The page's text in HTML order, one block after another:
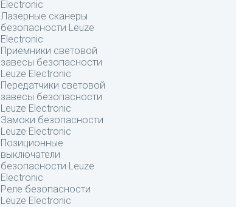
Electronic
Лазерные сканеры
безопасности Leuze
Electronic
Приемники световой
завесы безопасности
Leuze Electronic
Передатчики световой
завесы безопасности
Leuze Electronic
Замоки безопасности
Leuze Electronic
Позиционные
выключатели
безопасности Leuze
Electronic
Реле безопасности
Leuze Electronic